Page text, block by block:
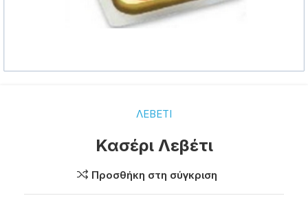
ΛΕΒΕΤΙ
Κασέρι Λεβέτι
Προσθήκη στη σύγκριση